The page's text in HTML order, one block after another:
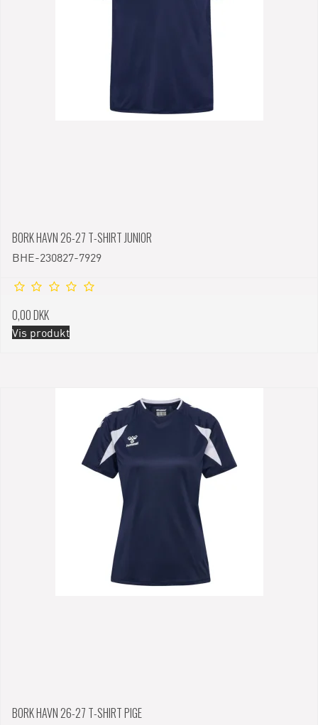
BORK HAVN 26-27 T-SHIRT JUNIOR
BHE-230827-7929
0,00 DKK
Vis produkt
BORK HAVN 26-27 T-SHIRT PIGE